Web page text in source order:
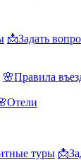
📩Задать
🌸Правила
туры